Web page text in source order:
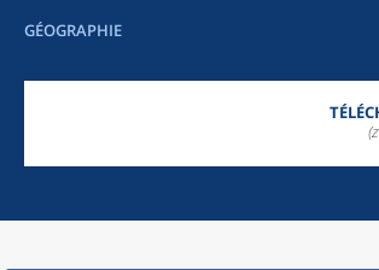
GÉOGRAPHIE